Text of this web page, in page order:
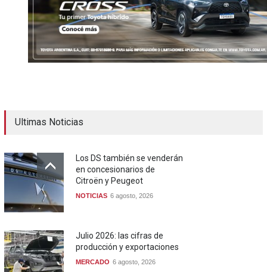
Ultimas Noticias
Los DS también se venderán
en concesionarios de
Citroën y Peugeot
NOTICIAS 6 agosto, 2026
Julio 2026: las cifras de
producción y exportaciones
MERCADO 6 agosto, 2026